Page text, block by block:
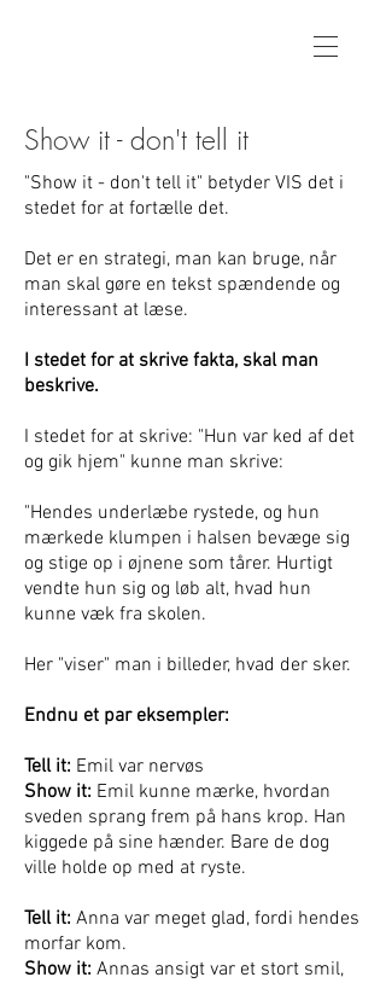
Show it - don't tell it
"Show it - don't tell it" betyder VIS det i
stedet for at fortælle det.
Det er en strategi, man kan bruge, når
man skal gøre en tekst spændende og
interessant at læse.
I stedet for at skrive fakta, skal man
beskrive.
I stedet for at skrive: "Hun var ked af det
og gik hjem" kunne man skrive:
"Hendes underlæbe rystede, og hun
mærkede klumpen i halsen bevæge sig
og stige op i øjnene som tårer. Hurtigt
vendte hun sig og løb alt, hvad hun
kunne væk fra skolen.
Her "viser" man i billeder, hvad der sker.
Endnu et par eksempler:
Tell it: Emil var nervøs
Show it: Emil kunne mærke, hvordan
sveden sprang frem på hans krop. Han
kiggede på sine hænder. Bare de dog
ville holde op med at ryste.
Tell it: Anna var meget glad, fordi hendes
morfar kom.
Show it: Annas ansigt var et stort smil,